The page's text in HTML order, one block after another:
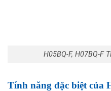
H05BQ-F, H07BQ-F
Tính năng đặc biệt của